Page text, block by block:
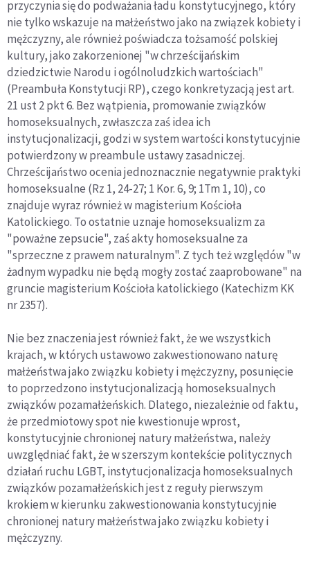
przyczynia się do podważania ładu konstytucyjnego, który
nie tylko wskazuje na małżeństwo jako na związek kobiety i
mężczyzny, ale również poświadcza tożsamość polskiej
kultury, jako zakorzenionej "w chrześcijańskim
dziedzictwie Narodu i ogólnoludzkich wartościach"
(Preambuła Konstytucji RP), czego konkretyzacją jest art.
21 ust 2 pkt 6. Bez wątpienia, promowanie związków
homoseksualnych, zwłaszcza zaś idea ich
instytucjonalizacji, godzi w system wartości konstytucyjnie
potwierdzony w preambule ustawy zasadniczej.
Chrześcijaństwo ocenia jednoznacznie negatywnie praktyki
homoseksualne (Rz 1, 24-27; 1 Kor. 6, 9; 1Tm 1, 10), co
znajduje wyraz również w magisterium Kościoła
Katolickiego. To ostatnie uznaje homoseksualizm za
"poważne zepsucie", zaś akty homoseksualne za
"sprzeczne z prawem naturalnym". Z tych też względów "w
żadnym wypadku nie będą mogły zostać zaaprobowane" na
gruncie magisterium Kościoła katolickiego (Katechizm KK
nr 2357).
Nie bez znaczenia jest również fakt, że we wszystkich
krajach, w których ustawowo zakwestionowano naturę
małżeństwa jako związku kobiety i mężczyzny, posunięcie
to poprzedzono instytucjonalizacją homoseksualnych
związków pozamałżeńskich. Dlatego, niezależnie od faktu,
że przedmiotowy spot nie kwestionuje wprost,
konstytucyjnie chronionej natury małżeństwa, należy
uwzględniać fakt, że w szerszym kontekście politycznych
działań ruchu LGBT, instytucjonalizacja homoseksualnych
związków pozamałżeńskich jest z reguły pierwszym
krokiem w kierunku zakwestionowania konstytucyjnie
chronionej natury małżeństwa jako związku kobiety i
mężczyzny.